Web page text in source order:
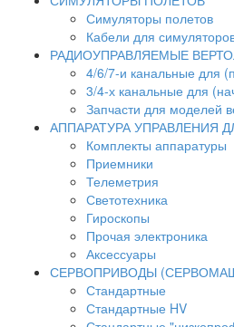
Симуляторы полетов
Кабели для
РАДИОУПРАВЛЯЕМЫЕ
4/6/7-и канальные для
3/4-х канальные для
Запчасти для моделей
АППАРАТУРА УПРАВЛЕНИЯ
Комплекты аппаратуры
Приемники
Телеметрия
Светотехника
Гироскопы
Прочая электроника
Аксессуары
СЕРВОПРИВОДЫ
Стандартные
Стандартные HV